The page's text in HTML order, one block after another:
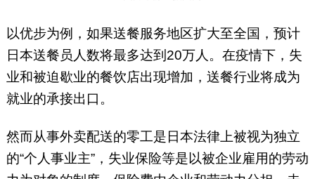
以优步为例，如果送餐服务地区扩大至全国，预计
日本送餐员人数将最多达到20万人。在疫情下，失
业和被迫歇业的餐饮店出现增加，送餐行业将成为
就业的承接出口。
然而从事外卖配送的零工是日本法律上被视为独立
的“个人事业主”，失业保险等是以被企业雇用的劳动